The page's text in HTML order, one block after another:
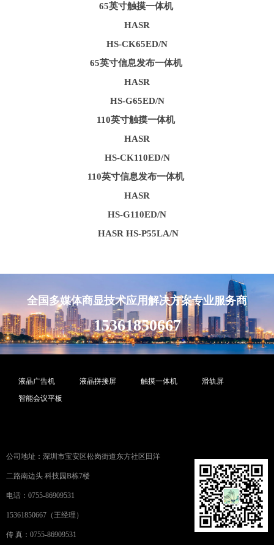
65英寸触摸一体机
HASR
HS-CK65ED/N
65英寸信息发布一体机
HASR
HS-G65ED/N
110英寸触摸一体机
HASR
HS-CK110ED/N
110英寸信息发布一体机
HASR
HS-G110ED/N
HASR HS-P55LA/N
全国多媒体商显技术应用解决方案专业服务商
15361850667
液晶广告机 液晶拼接屏 触摸一体机 滑轨屏
智能会议平板
公司地址：深圳市宝安区松岗街道东方社区田洋
二路南边头 科技园B栋7楼
电话：0755-86909531
15361850667（王经理）
传 真：0755-86909531